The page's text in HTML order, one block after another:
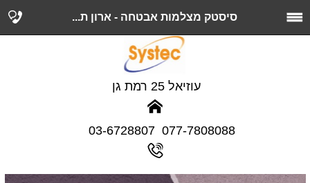
סיסטק מצלמות אבטחה - ארון ת...
077-7808088 03-6728807
עוזיאל 25 רמת גן